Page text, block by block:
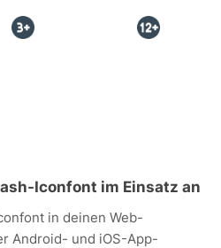
Iconfont im Einsatz an
in deinen Web-
Android- und iOS-App-